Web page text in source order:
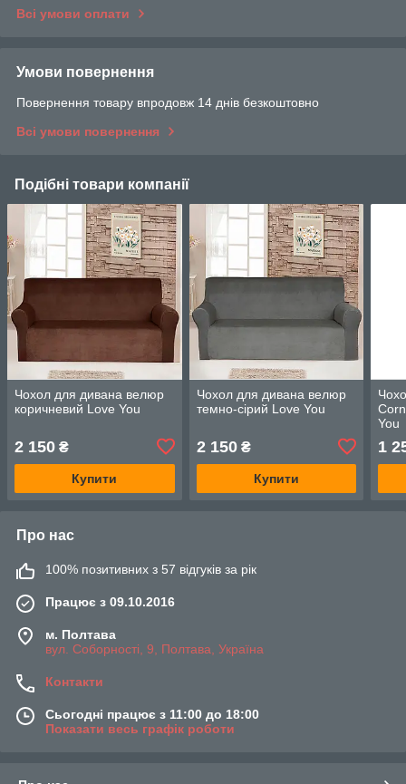
Всі умови оплати
Умови повернення
Повернення товару впродовж 14 днів безкоштовно
Всі умови повернення
Подібні товари компанії
Чохол для дивана велюр
коричневий Love You
2 150 ₴
Купити
Чохол для дивана велюр
темно-сірий Love You
2 150₴
Купити
You
1
Про нас
100% позитивних з 57 відгуків за рік
Працює з 09.10.2016
м. Полтава
вул. Соборності, 9, Полтава, Україна
Контакти
Сьогодні працює з 11:00 до 18:00
Показати весь графік роботи